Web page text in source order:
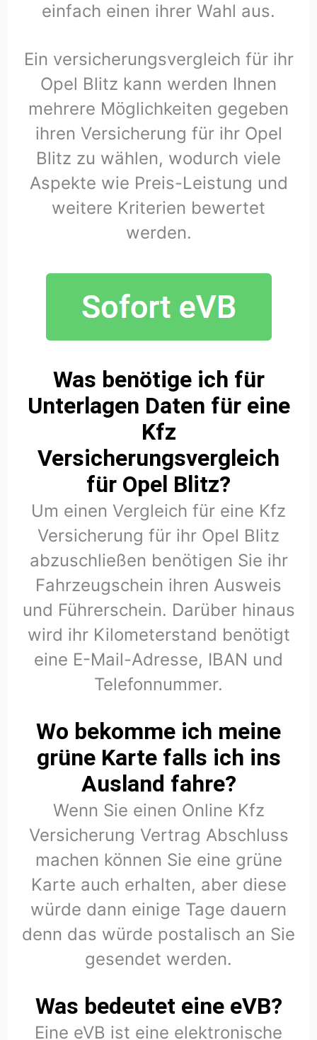
einfach einen ihrer Wahl aus.
Ein versicherungsvergleich für ihr
Opel Blitz kann werden Ihnen
mehrere Möglichkeiten gegeben
ihren Versicherung für ihr Opel
Blitz zu wählen, wodurch viele
Aspekte wie Preis-Leistung und
weitere Kriterien bewertet
werden.
Was benötige ich für
Unterlagen Daten für eine
Kfz
Versicherungsvergleich
für Opel Blitz?
Um einen Vergleich für eine Kfz
Versicherung für ihr Opel Blitz
abzuschließen benötigen Sie ihr
Fahrzeugschein ihren Ausweis
und Führerschein. Darüber hinaus
wird ihr Kilometerstand benötigt
eine E-Mail-Adresse, IBAN und
Telefonnummer.
Wo bekomme ich meine
grüne Karte falls ich ins
Ausland fahre?
Wenn Sie einen Online Kfz
Versicherung Vertrag Abschluss
machen können Sie eine grüne
Karte auch erhalten, aber diese
würde dann einige Tage dauern
denn das würde postalisch an Sie
gesendet werden.
Was bedeutet eine eVB?
Eine eVB ist eine elektronische